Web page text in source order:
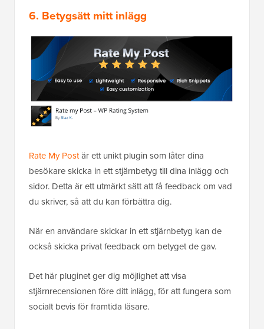
6. Betygsätt mitt inlägg
Rate My Postär ett unikt plugin som låter dina
besökare skicka in ett stjärnbetyg till dina inlägg och
sidor. Detta är ett utmärkt sätt att få feedback om vad
du skriver, så att du kan förbättra dig.
När en användare skickar in ett stjärnbetyg kan de
också skicka privat feedback om betyget de gav.
Det här pluginet ger dig möjlighet att visa
stjärnrecensionen före ditt inlägg, för att fungera som
socialt bevis för framtida läsare.